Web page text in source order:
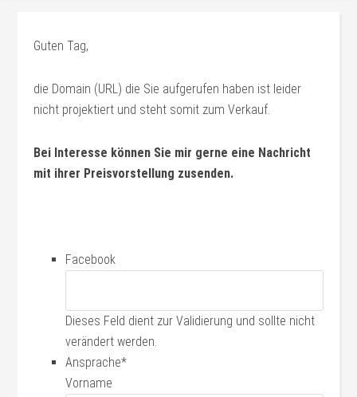
Guten Tag,
die Domain (URL) die Sie aufgerufen haben ist leider
nicht projektiert und steht somit zum Verkauf.
Bei Interesse können Sie mir gerne eine Nachricht
mit ihrer Preisvorstellung zusenden.
Facebook
Dieses Feld dient zur Validierung und sollte nicht
verändert werden.
Ansprache*
Vorname